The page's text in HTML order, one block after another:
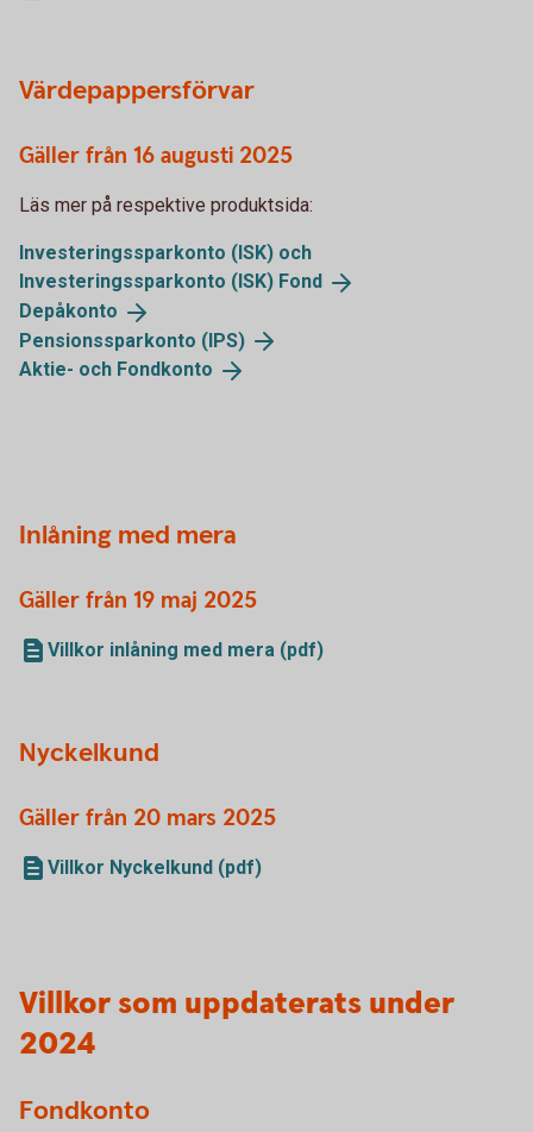
Värdepappersförvar
Gäller från 16 augusti 2025
Läs mer på respektive produktsida:
Investeringssparkonto (ISK) och
Investeringssparkonto (ISK) Fond
Depåkonto
Pensionssparkonto (IPS)
Aktie- och Fondkonto
Inlåning med mera
Gäller från 19 maj 2025
Villkor inlåning med mera (pdf)
Nyckelkund
Gäller från 20 mars 2025
Villkor Nyckelkund (pdf)
Villkor som uppdaterats under
2024
Fondkonto